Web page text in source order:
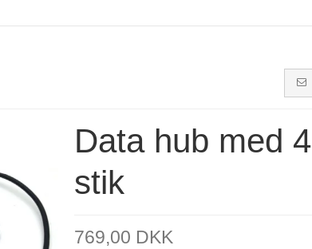
Data hub med 4
stik
769,00 DKK